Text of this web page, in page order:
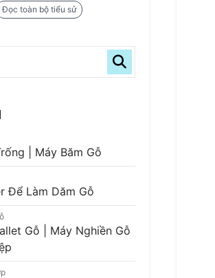
Đọc toàn bộ tiểu sử
| Máy Băm Gỗ
Để Làm Dăm Gỗ
Gỗ | Máy Nghiền Gỗ